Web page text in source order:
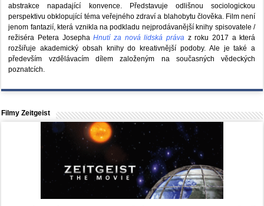
abstrakce napadající konvence. Představuje odlišnou sociologickou
perspektivu obklopující téma veřejného zdraví a blahobytu člověka. Film není
jenom fantazií, která vznikla na podkladu nejprodávanější knihy spisovatele /
režiséra Petera JosephaHnutí za nová lidská právaz roku 2017 a která
rozšiřuje akademický obsah knihy do kreativnější podoby. Ale je také a
především vzdělávacím dílem založeným na současných vědeckých
poznatcích.
Filmy Zeitgeist